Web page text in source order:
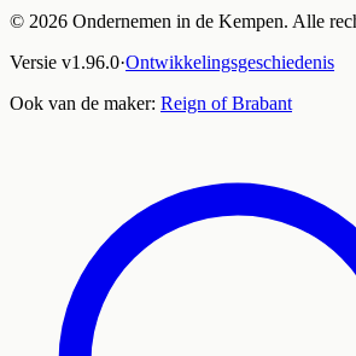
© 2026 Ondernemen in de Kempen. Alle
Versie v1.96.0·Ontwikkelingsgeschiedenis
Ook van de maker: Reign of Brabant